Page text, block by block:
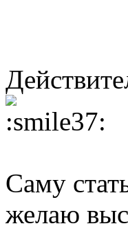
Саму
желаю